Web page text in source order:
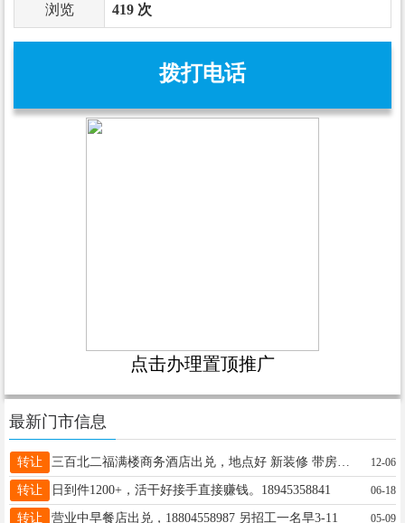
浏览 419 次
拨打电话
点击办理置顶推广
最新门市信息
转让 三百北二福满楼商务酒店出兑，地点好 新装修 带房租 客流量好 包赚钱 可签合同 电话:18846592777 12-06
转让 日到件1200+，活干好接手直接赚钱。18945358841 06-18
转让 营业中早餐店出兑，18804558987 另招工一名早3-11 05-09